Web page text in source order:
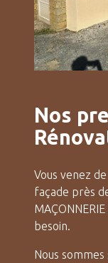
Nos
Vous venez
façade près
besoin.
Nous